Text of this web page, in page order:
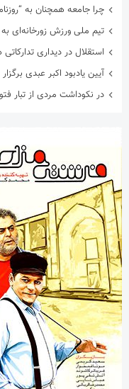
چرا جامعه همچنان به
تیم ملی ورزش زورخانه‌ای
استقلال در دیداری
آیین یادبود اکبر عبدی
در نکوداشت مردی از تبار